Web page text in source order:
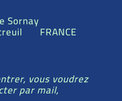
Sornay
FRANCE
vous voudrez
par mail,